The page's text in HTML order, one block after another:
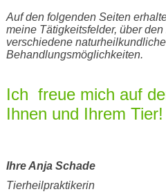
Auf den folgenden Seiten
meine Tätigkeitsfelder, über
verschiedene naturheilkundliche
Behandlungsmöglichkeiten.
Ich freue mich auf
Ihnen und Ihrem Tier!
Ihre Anja Schade
Tierheilpraktikerin